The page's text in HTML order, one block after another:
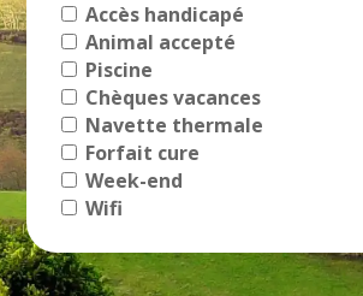
Accès handicapé
Animal accepté
Piscine
Chèques vacances
Navette thermale
Forfait cure
Week-end
Wifi